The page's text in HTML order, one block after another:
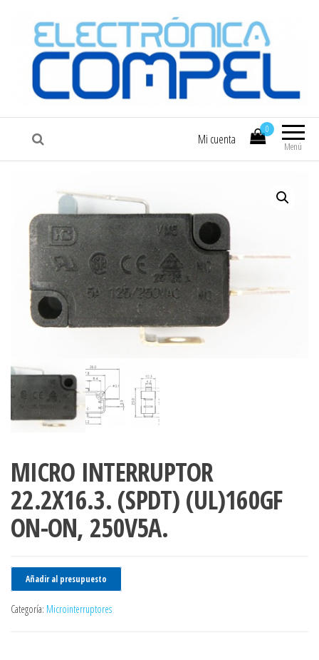
COMPEL Electrónica COMPEL
Menú
0
Mi cuenta
MICRO INTERRUPTOR
22.2X16.3. (SPDT) (UL)160GF
ON-ON, 250V5A.
Añadir al presupuesto
Categoría: Microinterruptores